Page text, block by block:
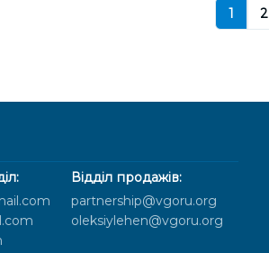
1 2
Відділ продажів:
partnership@vgoru.org
oleksiylehen@vgoru.org